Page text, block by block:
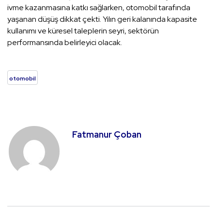
ivme kazanmasına katkı sağlarken, otomobil tarafında
yaşanan düşüş dikkat çekti. Yılın geri kalanında kapasite
kullanımı ve küresel taleplerin seyri, sektörün
performansında belirleyici olacak.
otomobil
Fatmanur Çoban